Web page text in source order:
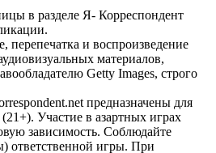
в разделе Я- Корреспондент
перепечатка и воспроизведение
материалов,
Getty Images, строго
предназначены для
Участие в азартных играх
зависимость. Соблюдайте
ответственной игры. При